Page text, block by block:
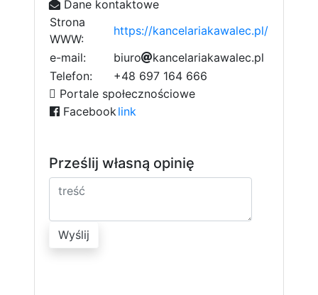
Dane kontaktowe
Strona
WWW:
https://kancelariakawalec.pl/
e-mail:
biuro6
7
a
0
a
k8
b
7
ana
celariak8
awale
ef
c.pl
Telefon:
+48 697 164 666
Portale społecznościowe
Facebooklink
Prześlij własną opinię
Wyślij